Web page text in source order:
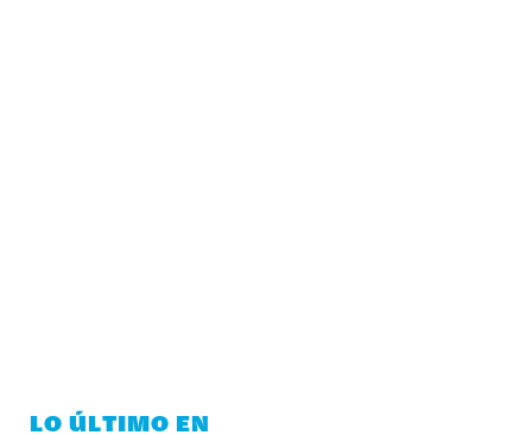
LO ÚLTIMO EN